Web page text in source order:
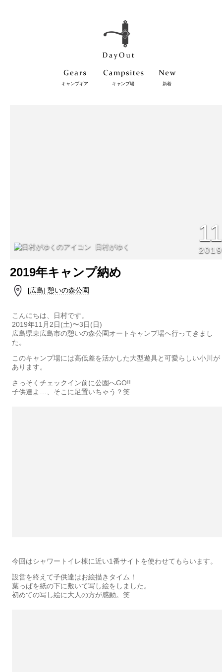
キャンプギア キャンプ場 新着
日村がゆく 2019
2019年キャンプ納め
[広島] 憩いの森公園
こんにちは、日村です。
2019年11月2日(土)〜3日(日)
広島県東広島市の憩いの森公園オートキャンプ場へ行ってきまし
た。
このキャンプ場には高低差を活かした大型遊具と可愛らしい小川が
あります。
さっそくチェックイン前に公園へGO!!
子供達よ…、そこに足置いちゃう？笑
今回はシャワートイレ棟に近い1番サイトを使わせてもらいます。
設営を終えて子供達はお絵描きタイム！
葉っぱを紙の下に敷いて写し絵をしました。
初めての写し絵に大人の方が感動。笑